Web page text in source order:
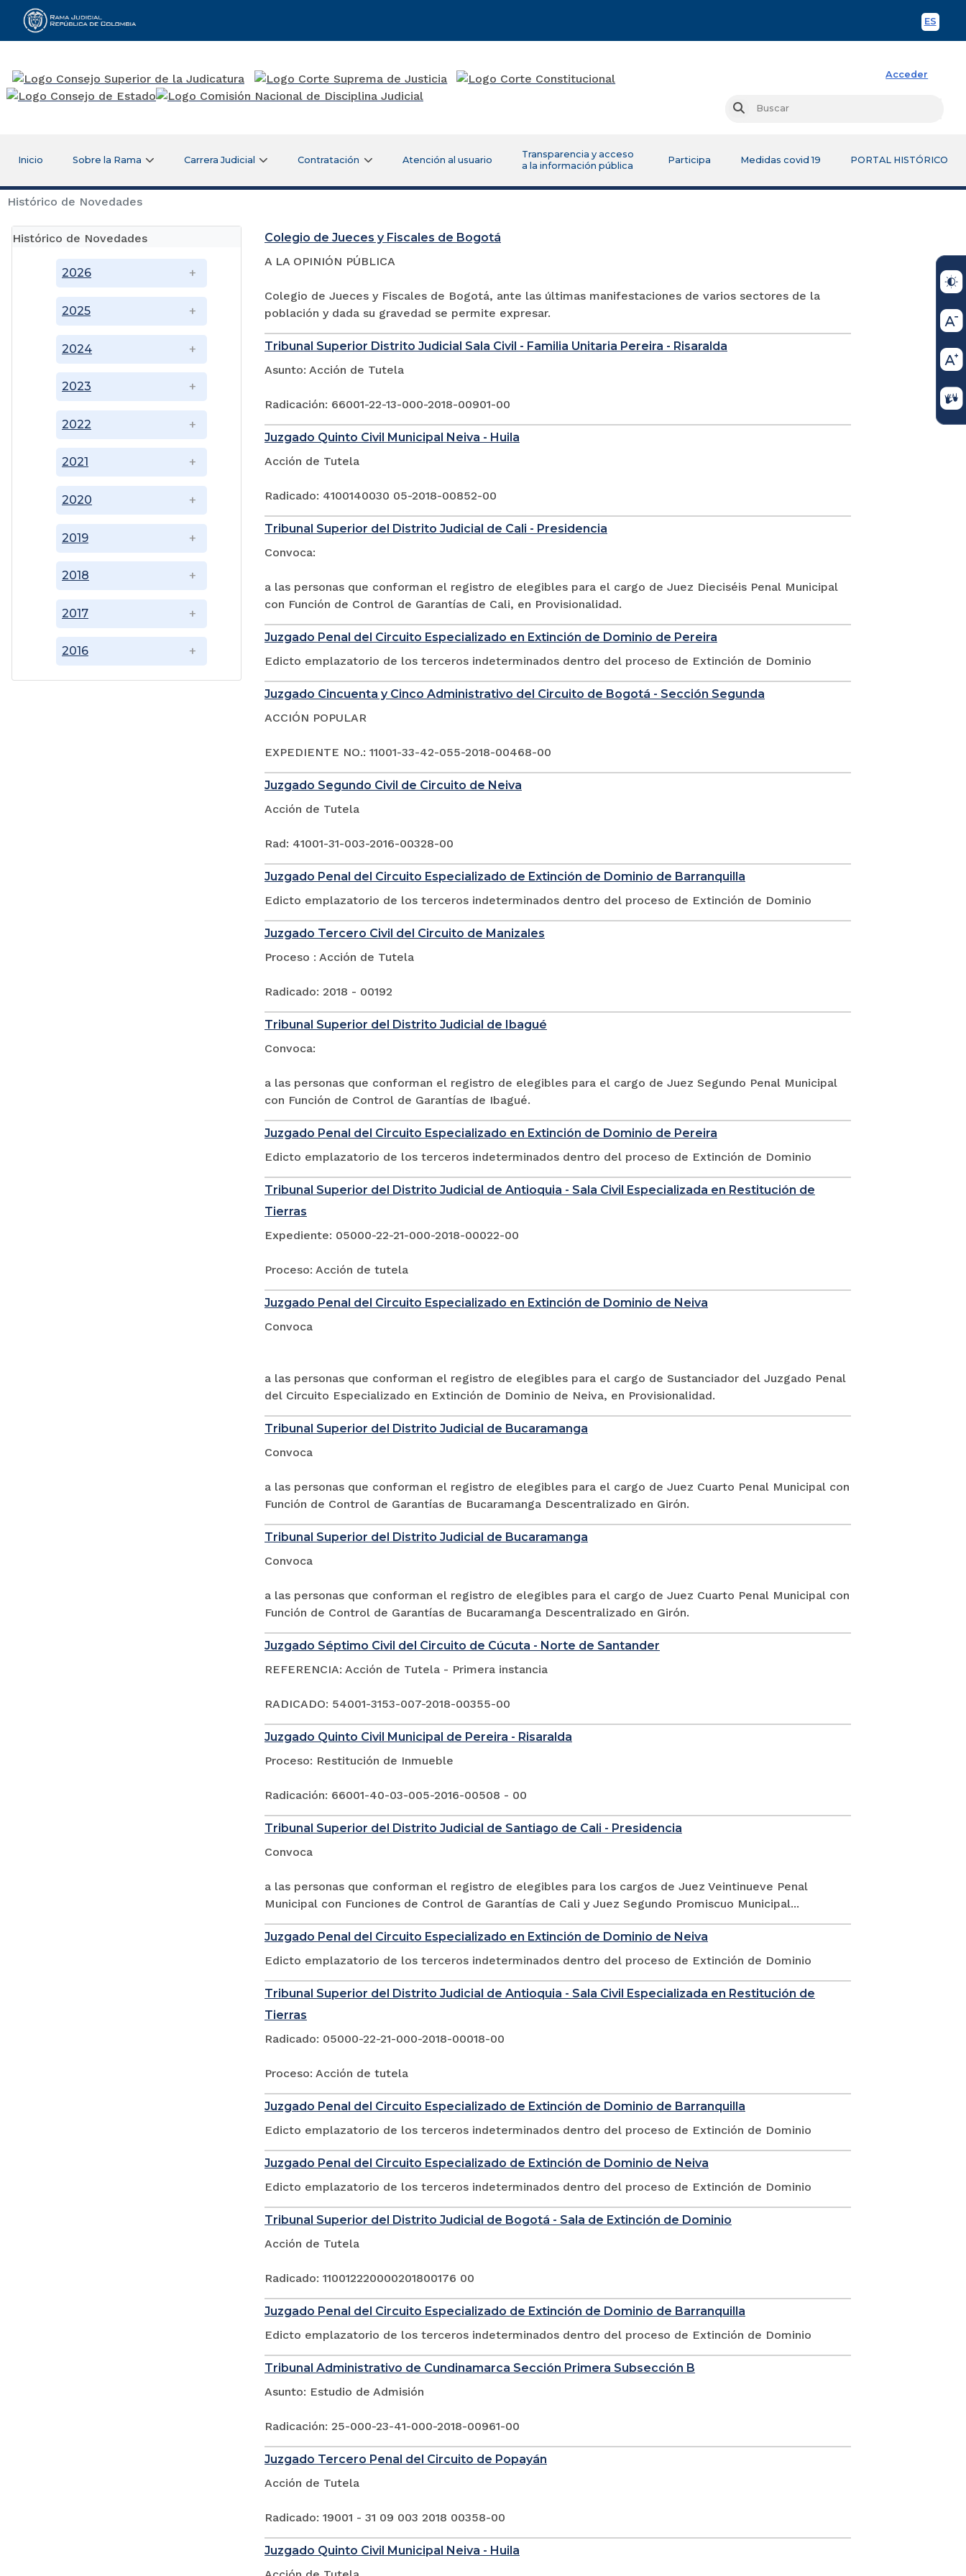
ES
Rama Judicial
Acceder
Buscar
Inicio Sobre la Rama Carrera Judicial Contratación Atención al usuario
Transparencia y acceso
a la información pública
Participa Medidas covid 19 PORTAL HISTÓRICO
Histórico de Novedades
Histórico de Novedades
2016
2017
2018
2019
2020
2021
2022
2023
2024
2025
2026
Colegio de Jueces y Fiscales de Bogotá
A LA OPINIÓN PÚBLICA
Colegio de Jueces y Fiscales de Bogotá, ante las últimas manifestaciones de varios sectores de la
población y dada su gravedad se permite expresar.
Tribunal Superior Distrito Judicial Sala Civil - Familia Unitaria Pereira - Risaralda
Asunto: Acción de Tutela
Radicación: 66001-22-13-000-2018-00901-00
Juzgado Quinto Civil Municipal Neiva - Huila
Acción de Tutela
Radicado: 4100140030 05-2018-00852-00
Tribunal Superior del Distrito Judicial de Cali - Presidencia
Convoca:
a las personas que conforman el registro de elegibles para el cargo de Juez Dieciséis Penal Municipal
con Función de Control de Garantías de Cali, en Provisionalidad.
Juzgado Penal del Circuito Especializado en Extinción de Dominio de Pereira
Edicto emplazatorio de los terceros indeterminados dentro del proceso de Extinción de Dominio
Juzgado Cincuenta y Cinco Administrativo del Circuito de Bogotá - Sección Segunda
ACCIÓN POPULAR
EXPEDIENTE NO.: 11001-33-42-055-2018-00468-00
Juzgado Segundo Civil de Circuito de Neiva
Acción de Tutela
Rad: 41001-31-003-2016-00328-00
Juzgado Penal del Circuito Especializado de Extinción de Dominio de Barranquilla
Edicto emplazatorio de los terceros indeterminados dentro del proceso de Extinción de Dominio
Juzgado Tercero Civil del Circuito de Manizales
Proceso : Acción de Tutela
Radicado: 2018 - 00192
Tribunal Superior del Distrito Judicial de Ibagué
Convoca:
a las personas que conforman el registro de elegibles para el cargo de Juez Segundo Penal Municipal
con Función de Control de Garantías de Ibagué.
Juzgado Penal del Circuito Especializado en Extinción de Dominio de Pereira
Edicto emplazatorio de los terceros indeterminados dentro del proceso de Extinción de Dominio
Tribunal Superior del Distrito Judicial de Antioquia - Sala Civil Especializada en Restitución de
Tierras
Expediente: 05000-22-21-000-2018-00022-00
Proceso: Acción de tutela
Juzgado Penal del Circuito Especializado en Extinción de Dominio de Neiva
Convoca
a las personas que conforman el registro de elegibles para el cargo de Sustanciador del Juzgado Penal
del Circuito Especializado en Extinción de Dominio de Neiva, en Provisionalidad.
Tribunal Superior del Distrito Judicial de Bucaramanga
Convoca
a las personas que conforman el registro de elegibles para el cargo de Juez Cuarto Penal Municipal con
Función de Control de Garantías de Bucaramanga Descentralizado en Girón.
Tribunal Superior del Distrito Judicial de Bucaramanga
Convoca
a las personas que conforman el registro de elegibles para el cargo de Juez Cuarto Penal Municipal con
Función de Control de Garantías de Bucaramanga Descentralizado en Girón.
Juzgado Séptimo Civil del Circuito de Cúcuta - Norte de Santander
REFERENCIA: Acción de Tutela - Primera instancia
RADICADO: 54001-3153-007-2018-00355-00
Juzgado Quinto Civil Municipal de Pereira - Risaralda
Proceso: Restitución de Inmueble
Radicación: 66001-40-03-005-2016-00508 - 00
Tribunal Superior del Distrito Judicial de Santiago de Cali - Presidencia
Convoca
a las personas que conforman el registro de elegibles para los cargos de Juez Veintinueve Penal
Municipal con Funciones de Control de Garantías de Cali y Juez Segundo Promiscuo Municipal...
Juzgado Penal del Circuito Especializado en Extinción de Dominio de Neiva
Edicto emplazatorio de los terceros indeterminados dentro del proceso de Extinción de Dominio
Tribunal Superior del Distrito Judicial de Antioquia - Sala Civil Especializada en Restitución de
Tierras
Radicado: 05000-22-21-000-2018-00018-00
Proceso: Acción de tutela
Juzgado Penal del Circuito Especializado de Extinción de Dominio de Barranquilla
Edicto emplazatorio de los terceros indeterminados dentro del proceso de Extinción de Dominio
Juzgado Penal del Circuito Especializado de Extinción de Dominio de Neiva
Edicto emplazatorio de los terceros indeterminados dentro del proceso de Extinción de Dominio
Tribunal Superior del Distrito Judicial de Bogotá - Sala de Extinción de Dominio
Acción de Tutela
Radicado: 110012220000201800176 00
Juzgado Penal del Circuito Especializado de Extinción de Dominio de Barranquilla
Edicto emplazatorio de los terceros indeterminados dentro del proceso de Extinción de Dominio
Tribunal Administrativo de Cundinamarca Sección Primera Subsección B
Asunto: Estudio de Admisión
Radicación: 25-000-23-41-000-2018-00961-00
Juzgado Tercero Penal del Circuito de Popayán
Acción de Tutela
Radicado: 19001 - 31 09 003 2018 00358-00
Juzgado Quinto Civil Municipal Neiva - Huila